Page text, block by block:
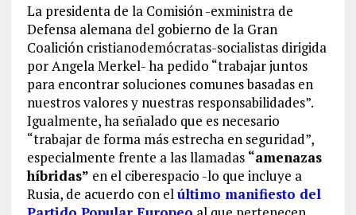
La presidenta de la Comisión -exministra de
Defensa alemana del gobierno de la Gran
Coalición cristianodemócratas-socialistas dirigida
por Angela Merkel- ha pedido “trabajar juntos
para encontrar soluciones comunes basadas en
nuestros valores y nuestras responsabilidades”.
Igualmente, ha señalado que es necesario
“trabajar de forma más estrecha en seguridad”,
especialmente frente a las llamadas “amenazas
híbridas” en el ciberespacio -lo que incluye a
Rusia, de acuerdo con elúltimo manifiesto del